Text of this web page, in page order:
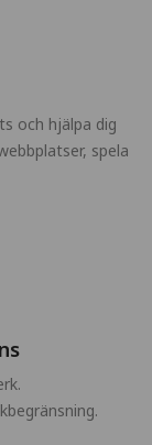
och hjälpa dig
spela